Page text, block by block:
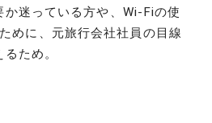
迷っている方や、Wi-Fiの使
めに、元旅行会社社員の目線
ため。